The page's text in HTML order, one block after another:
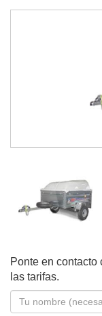
Ponte en
las tarifas.
Nombre
*